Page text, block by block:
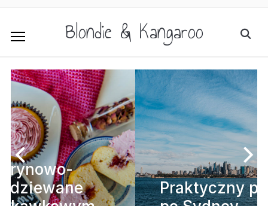
Blondie & Kangaroo
Praktyczny przewodnik